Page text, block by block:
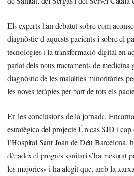
Els experts han debatut sobre com
diagnòstic d’aquests pacients i sobre el
tecnologies i la transformació digital en
parlat dels nous tractaments de medicina
diagnòstic de les malalties minoritàries
les noves teràpies per part de tots els
En les conclusions de la jornada,
estratègica del projecte Únicas SJD i cap
l’Hospital Sant Joan de Déu Barcelona,
dècades el progrés sanitari s’ha mesurat
les majories» i ha afegit que, amb la